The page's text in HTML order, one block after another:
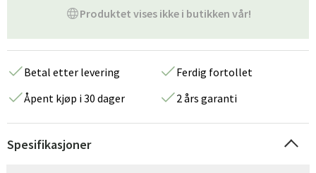
Produktet vises ikke i butikken vår!
Betal etter levering
Ferdig fortollet
Åpent kjøp i 30 dager
2 års garanti
Spesifikasjoner